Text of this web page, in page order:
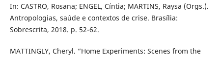
In: CASTRO, Rosana; ENGEL, Cíntia; MARTINS, Raysa (Orgs.).
Antropologias, saúde e contextos de crise. Brasília:
Sobrescrita, 2018. p. 52-62.
MATTINGLY, Cheryl. “Home Experiments: Scenes from the